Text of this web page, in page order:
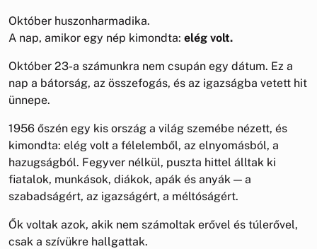
Október huszonharmadika.
A nap, amikor egy nép kimondta: elég volt.
Október 23-a számunkra nem csupán egy dátum. Ez a
nap a bátorság, az összefogás, és az igazságba vetett hit
ünnepe.
1956 őszén egy kis ország a világ szemébe nézett, és
kimondta: elég volt a félelemből, az elnyomásból, a
hazugságból. Fegyver nélkül, puszta hittel álltak ki
fiatalok, munkások, diákok, apák és anyák — a
szabadságért, az igazságért, a méltóságért.
Ők voltak azok, akik nem számoltak erővel és túlerővel,
csak a szívükre hallgattak.